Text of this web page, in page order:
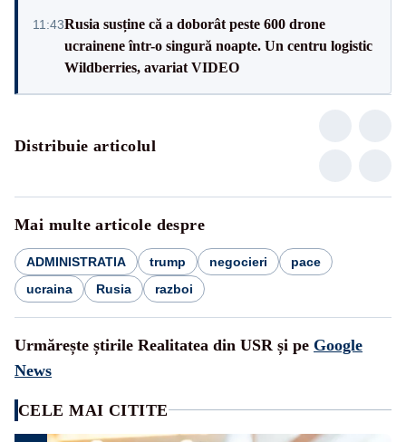
11:43Rusia susține că a doborât peste 600 drone
ucrainene într-o singură noapte. Un centru logistic
Wildberries, avariat VIDEO
Distribuie articolul
Mai multe articole despre
ADMINISTRATIA trump negocieri
pace
ucraina
Rusia razboi
Urmărește știrile Realitatea din USR și pe Google
News
CELE MAI CITITE